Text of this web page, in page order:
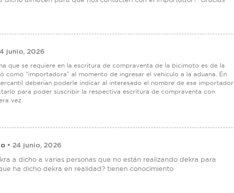
junio, 2026
que se requiere en la escritura de compraventa de la bicimoto es de la
como “importadora” al momento de ingresar el vehículo a la aduana. En
deberían poderle indicar al interesado el nombre de ese importador
para poder suscribir la respectiva escritura de compraventa con
vez.
• 24 junio, 2026
a dicho a varias personas que no están realizando dekra para
ha dicho dekra en realidad? tienen conocimiento